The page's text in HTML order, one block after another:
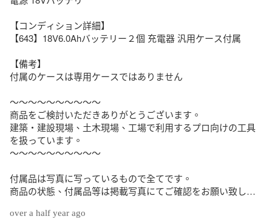
【コンディション詳細】
【643】18V6.0Ahバッテリー２個 充電器 汎用ケース付属
【備考】
付属のケースは専用ケースではありません
～～～～～～～～～～
商品をご検討いただきありがとうございます。
建築・建設現場、土木現場、工場で利用するプロ向けの工具
を扱っています。
～～～～～～～～～～
付属品は写真に写っているもので全てです。
商品の状態、付属品等は掲載写真にてご確認をお願い致しま
over a half year ago